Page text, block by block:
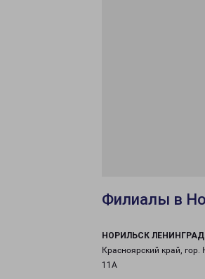
Филиалы в
НОРИЛЬСК
Красноярский край, гор.
11А